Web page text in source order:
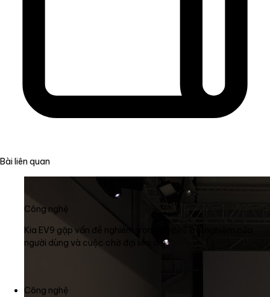
Bài liên quan
Công nghệ
Kia EV9 gặp vấn đề nghiêm trọng về pin: Trải nghiệm của
người dùng và cuộc chờ đợi kéo dài
Công nghệ